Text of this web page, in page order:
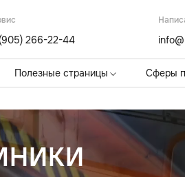
266-22-44
Полезные страницы Сферы